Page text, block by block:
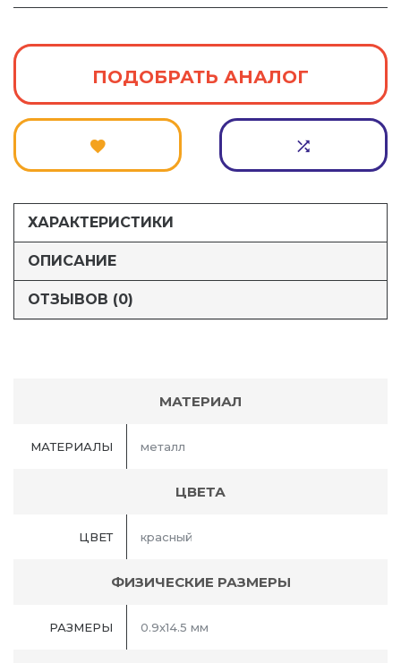
ПОДОБРАТЬ АНАЛОГ
ХАРАКТЕРИСТИКИ
ОПИСАНИЕ
ОТЗЫВОВ (0)
МАТЕРИАЛ
МАТЕРИАЛЫ металл
ЦВЕТА
ЦВЕТ красный
ФИЗИЧЕСКИЕ РАЗМЕРЫ
РАЗМЕРЫ 0.9х14.5 мм